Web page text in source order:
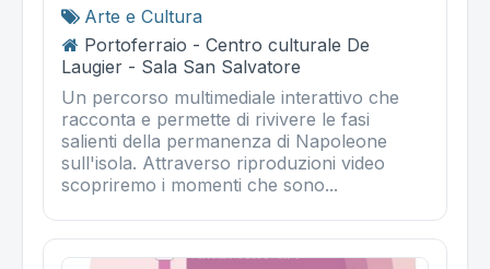
Arte e Cultura
Portoferraio - Centro culturale De
Laugier - Sala San Salvatore
Un percorso multimediale interattivo che
racconta e permette di rivivere le fasi
salienti della permanenza di Napoleone
sull'isola. Attraverso riproduzioni video
scopriremo i momenti che sono...